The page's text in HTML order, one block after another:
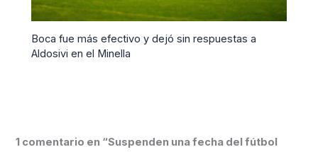
Boca fue más efectivo y dejó sin respuestas a
Aldosivi en el Minella
1 comentario en “Suspenden una fecha del fútbol